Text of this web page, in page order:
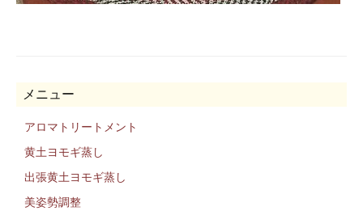
メニュー
アロマトリートメント
黄土ヨモギ蒸し
出張黄土ヨモギ蒸し
美姿勢調整